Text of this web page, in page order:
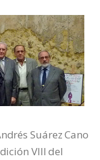
Suárez Cano
VIII del